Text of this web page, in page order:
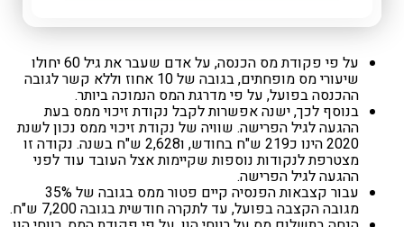
על פי פקודת מס הכנסה, על אדם שעבר את גיל 60 יחולו
שיעורי מס מופחתים, בגובה של 10 אחוז וללא קשר לגובה
ההכנסה בפועל, על פי מדרגת המס הנמוכה ביותר.
בנוסף לכך, ישנה אפשרות לקבל נקודת זיכוי ממס בעת
ההגעה לגיל הפרישה. שוויה של נקודת זיכוי ממס נכון לשנת
2020 הינו כ219 ש"ח בחודש, ו2,628 ש"ח בשנה. נקודה זו
מצטרפת לנקודות נוספות שקיימות אצל העובד עוד לפני
ההגעה לגיל הפרישה.
עבור קצבאות הפנסיה קיים פטור ממס בגובה של 35%
מגובה הקצבה בפועל, עד לתקרה חודשית בגובה 7,200 ש"ח.